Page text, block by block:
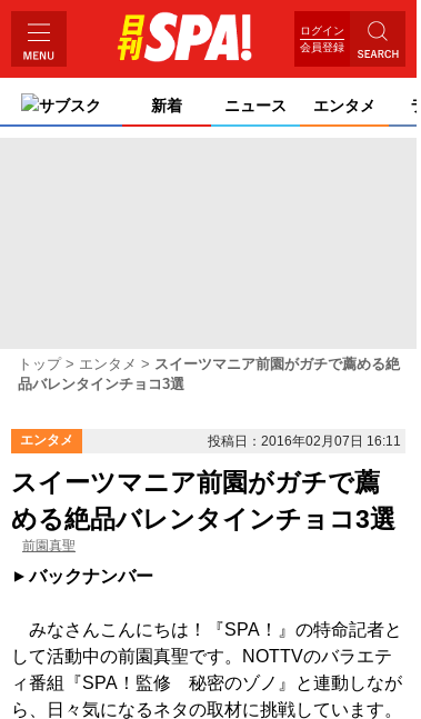
ログイン
会員登録
サブスク 新着 ニュース エンタメ
トップ エンタメ
スイーツマニア前園がガチで薦める絶
品バレンタインチョコ3選
エンタメ 投稿日：2016年02月07日 16:11
スイーツマニア前園がガチで薦
める絶品バレンタインチョコ3選
前園真聖
バックナンバー
みなさんこんにちは！『SPA！』の特命記者と
して活動中の前園真聖です。NOTTVのバラエテ
ィ番組『SPA！監修 秘密のゾノ』と連動しなが
ら、日々気になるネタの取材に挑戦しています。